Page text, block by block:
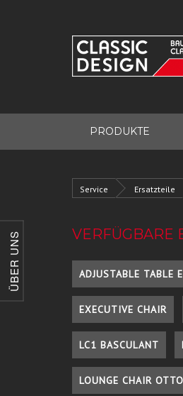
ÜBER UNS
PRODUKTE
Service Ersatzteile
VERFÜGBARE
ADJUSTABLE TABLE
EXECUTIVE CHAIR
LC1 BASCULANT
LOUNGE CHAIR